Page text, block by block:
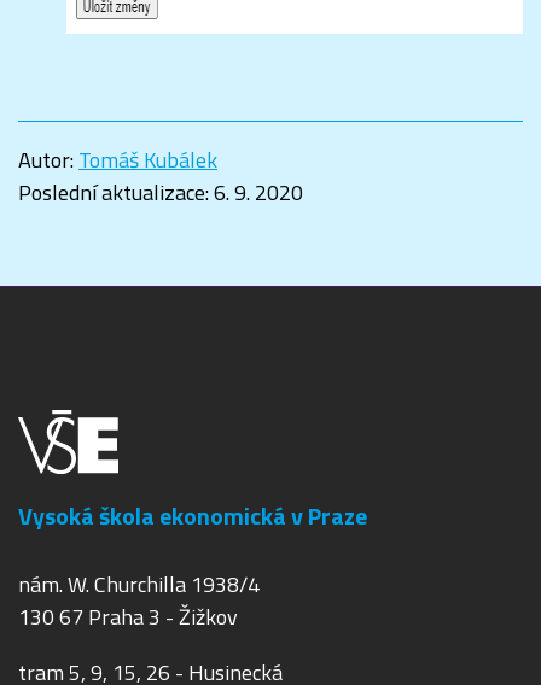
Autor:Tomáš Kubálek
Poslední aktualizace:6. 9. 2020
Vysoká škola ekonomická v Praze
nám. W. Churchilla 1938/4
130 67 Praha 3 - Žižkov
tram 5, 9, 15, 26 - Husinecká